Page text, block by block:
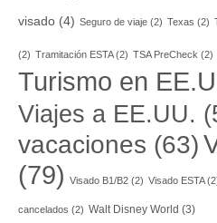
visado (4) Seguro de viaje (2) Texas (2)
(2) Tramitación ESTA(2) TSA PreCheck (2)
Turismo en
Viajes a EE.UU.
vacaciones (63)
(79) Visado B1/B2 (2) Visado ESTA
cancelados (2) Walt Disney World (3)